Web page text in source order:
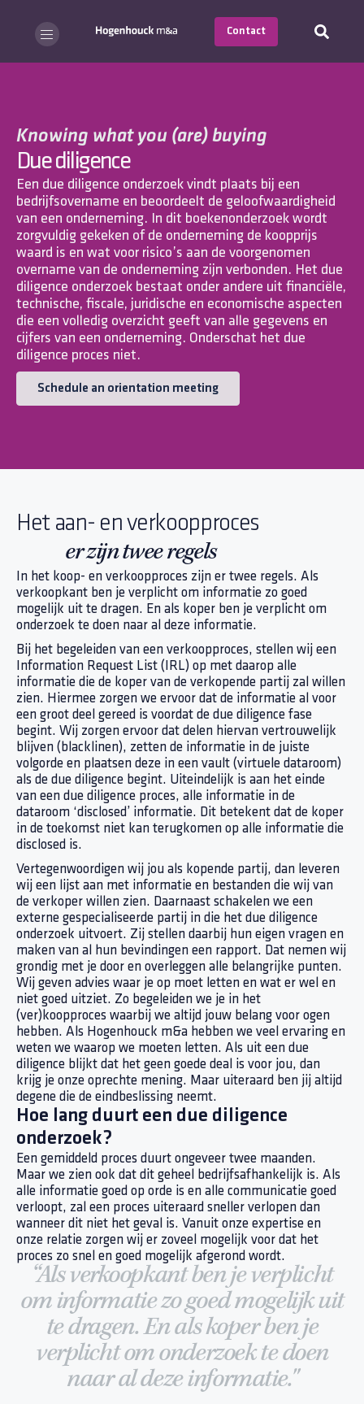
Contact
Knowing what you (are) buying
Due diligence
Een due diligence onderzoek vindt plaats bij een
bedrijfsovername en beoordeelt de geloofwaardigheid
van een onderneming. In dit boekenonderzoek wordt
zorgvuldig gekeken of de onderneming de koopprijs
waard is en wat voor risico’s aan de voorgenomen
overname van de onderneming zijn verbonden. Het due
diligence onderzoek bestaat onder andere uit financiële,
technische, fiscale, juridische en economische aspecten
die een volledig overzicht geeft van alle gegevens en
cijfers van een onderneming. Onderschat het due
diligence proces niet.
Schedule an orientation meeting
Het aan- en verkoopproces
er zijn twee regels
In het koop- en verkoopproces zijn er twee regels. Als
verkoopkant ben je verplicht om informatie zo goed
mogelijk uit te dragen. En als koper ben je verplicht om
onderzoek te doen naar al deze informatie.
Bij het begeleiden van een verkoopproces, stellen wij een
Information Request List (IRL) op met daarop alle
informatie die de koper van de verkopende partij zal willen
zien. Hiermee zorgen we ervoor dat de informatie al voor
een groot deel gereed is voordat de due diligence fase
begint. Wij zorgen ervoor dat delen hiervan vertrouwelijk
blijven (blacklinen), zetten de informatie in de juiste
volgorde en plaatsen deze in een vault (virtuele dataroom)
als de due diligence begint. Uiteindelijk is aan het einde
van een due diligence proces, alle informatie in de
dataroom ‘disclosed’ informatie. Dit betekent dat de koper
in de toekomst niet kan terugkomen op alle informatie die
disclosed is.
Vertegenwoordigen wij jou als kopende partij, dan leveren
wij een lijst aan met informatie en bestanden die wij van
de verkoper willen zien. Daarnaast schakelen we een
externe gespecialiseerde partij in die het due diligence
onderzoek uitvoert. Zij stellen daarbij hun eigen vragen en
maken van al hun bevindingen een rapport. Dat nemen wij
grondig met je door en overleggen alle belangrijke punten.
Wij geven advies waar je op moet letten en wat er wel en
niet goed uitziet. Zo begeleiden we je in het
(ver)koopproces waarbij we altijd jouw belang voor ogen
hebben. Als Hogenhouck m&a hebben we veel ervaring en
weten we waarop we moeten letten. Als uit een due
diligence blijkt dat het geen goede deal is voor jou, dan
krijg je onze oprechte mening. Maar uiteraard ben jij altijd
degene die de eindbeslissing neemt.
Hoe lang duurt een due diligence
onderzoek?
Een gemiddeld proces duurt ongeveer twee maanden.
Maar we zien ook dat dit geheel bedrijfsafhankelijk is. Als
alle informatie goed op orde is en alle communicatie goed
verloopt, zal een proces uiteraard sneller verlopen dan
wanneer dit niet het geval is. Vanuit onze expertise en
onze relatie zorgen wij er zoveel mogelijk voor dat het
proces zo snel en goed mogelijk afgerond wordt.
“Als verkoopkant ben je verplicht
om informatie zo goed mogelijk uit
te dragen. En als koper ben je
verplicht om onderzoek te doen
naar al deze informatie."